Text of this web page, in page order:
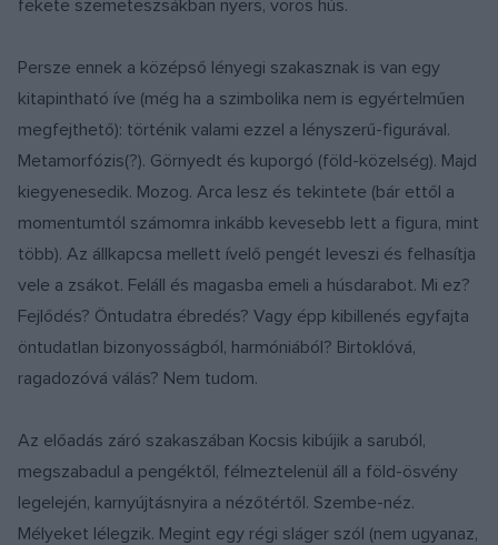
fekete szemeteszsákban nyers, vörös hús.
Persze ennek a középső lényegi szakasznak is van egy
kitapintható íve (még ha a szimbolika nem is egyértelműen
megfejthető): történik valami ezzel a lényszerű-figurával.
Metamorfózis(?). Görnyedt és kuporgó (föld-közelség). Majd
kiegyenesedik. Mozog. Arca lesz és tekintete (bár ettől a
momentumtól számomra inkább kevesebb lett a figura, mint
több). Az állkapcsa mellett ívelő pengét leveszi és felhasítja
vele a zsákot. Feláll és magasba emeli a húsdarabot. Mi ez?
Fejlődés? Öntudatra ébredés? Vagy épp kibillenés egyfajta
öntudatlan bizonyosságból, harmóniából? Birtoklóvá,
ragadozóvá válás? Nem tudom.
Az előadás záró szakaszában Kocsis kibújik a saruból,
megszabadul a pengéktől, félmeztelenül áll a föld-ösvény
legelején, karnyújtásnyira a nézőtértől. Szembe-néz.
Mélyeket lélegzik. Megint egy régi sláger szól (nem ugyanaz,